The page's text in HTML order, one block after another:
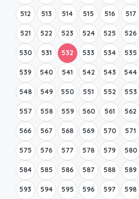
512 513 514 515 516 517
521 522 523 524 525 526
530 531 532 533 534 535
539 540 541 542 543 544
548 549 550 551 552 553
557 558 559 560 561 562
566 567 568 569 570 571
575 576 577 578 579 580
584 585 586 587 588 589
593 594 595 596 597 598